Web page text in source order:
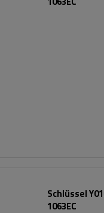
Schlüssel
1063EC